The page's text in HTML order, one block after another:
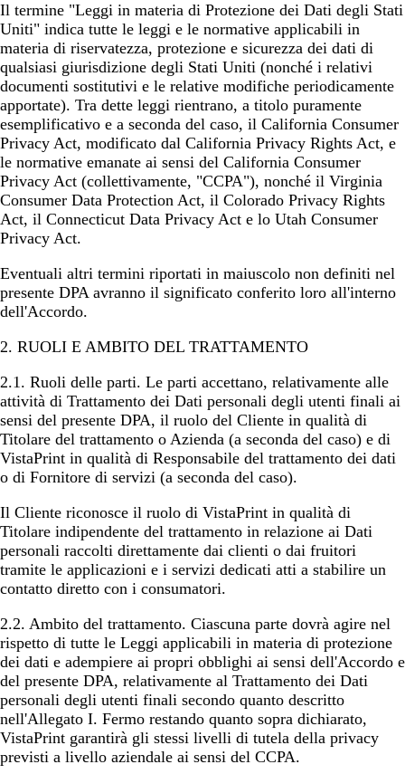
Il termine "Leggi in materia di Protezione dei Dati degli Stati
Uniti" indica tutte le leggi e le normative applicabili in
materia di riservatezza, protezione e sicurezza dei dati di
qualsiasi giurisdizione degli Stati Uniti (nonché i relativi
documenti sostitutivi e le relative modifiche periodicamente
apportate). Tra dette leggi rientrano, a titolo puramente
esemplificativo e a seconda del caso, il California Consumer
Privacy Act, modificato dal California Privacy Rights Act, e
le normative emanate ai sensi del California Consumer
Privacy Act (collettivamente, "CCPA"), nonché il Virginia
Consumer Data Protection Act, il Colorado Privacy Rights
Act, il Connecticut Data Privacy Act e lo Utah Consumer
Privacy Act.
Eventuali altri termini riportati in maiuscolo non definiti nel
presente DPA avranno il significato conferito loro all'interno
dell'Accordo.
2. RUOLI E AMBITO DEL TRATTAMENTO
2.1. Ruoli delle parti. Le parti accettano, relativamente alle
attività di Trattamento dei Dati personali degli utenti finali ai
sensi del presente DPA, il ruolo del Cliente in qualità di
Titolare del trattamento o Azienda (a seconda del caso) e di
VistaPrint in qualità di Responsabile del trattamento dei dati
o di Fornitore di servizi (a seconda del caso).
Il Cliente riconosce il ruolo di VistaPrint in qualità di
Titolare indipendente del trattamento in relazione ai Dati
personali raccolti direttamente dai clienti o dai fruitori
tramite le applicazioni e i servizi dedicati atti a stabilire un
contatto diretto con i consumatori.
2.2. Ambito del trattamento. Ciascuna parte dovrà agire nel
rispetto di tutte le Leggi applicabili in materia di protezione
dei dati e adempiere ai propri obblighi ai sensi dell'Accordo e
del presente DPA, relativamente al Trattamento dei Dati
personali degli utenti finali secondo quanto descritto
nell'Allegato I. Fermo restando quanto sopra dichiarato,
VistaPrint garantirà gli stessi livelli di tutela della privacy
previsti a livello aziendale ai sensi del CCPA.